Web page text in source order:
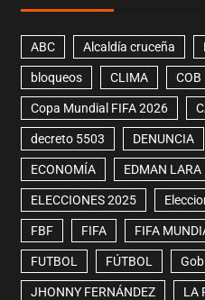
ABC Alcaldía cruceña
bloqueos CLIMA COB
Copa Mundial FIFA 2026
decreto 5503 DENUNCIA
ECONOMÍA EDMAN LARA
ELECCIONES 2025
FBF FIFA FIFA
FUTBOL FÚTBOL
JHONNY FERNÁNDEZ LA